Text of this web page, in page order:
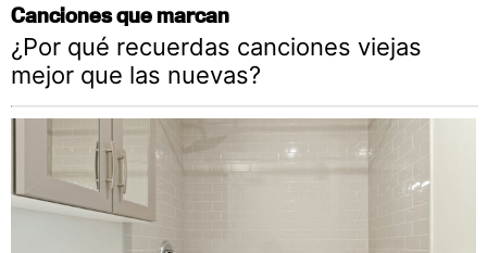
Canciones que marcan
¿Por qué recuerdas canciones viejas
mejor que las nuevas?